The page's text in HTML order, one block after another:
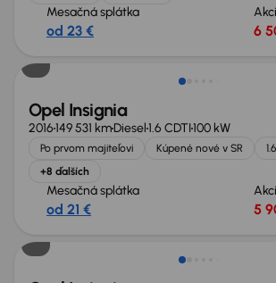
Mesačná splátka
od 23 € 6
Opel Insignia
2016149 531 kmDiesel1.6 CDTI100 kW
Po prvom majiteľovi Kúpené nové v SR
+8 ďalších
Mesačná splátka
od 21 € 5